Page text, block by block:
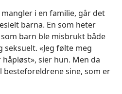
i en familie, går det
barna. En som heter
barn ble misbrukt både
«Jeg følte meg
sier hun. Men da
besteforeldrene sine, som er